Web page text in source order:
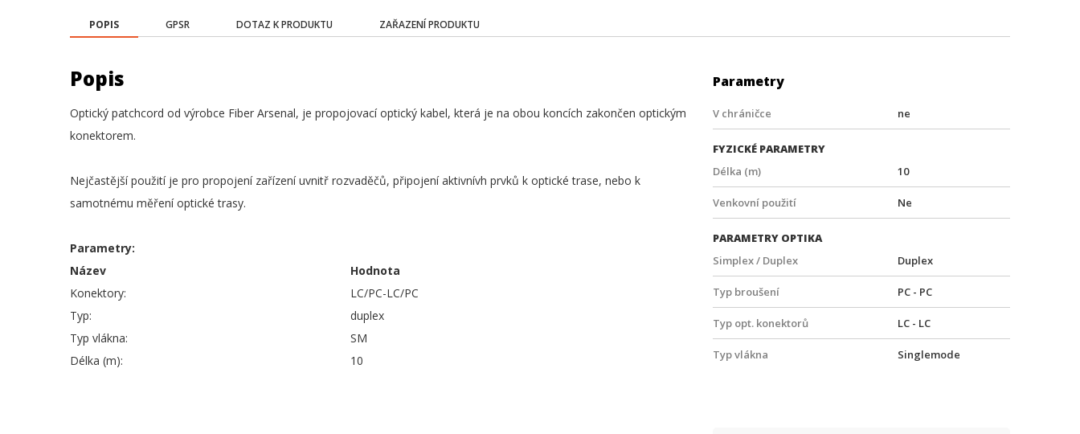
POPIS GPSR DOTAZ K PRODUKTU ZAŘAZENÍ PRODUKTU
Popis
Optický patchcord od výrobce Fiber Arsenal, je propojovací optický kabel, která je na obou koncích zakončen optickým
konektorem.
Nejčastější použití je pro propojení zařízení uvnitř rozvaděčů, připojení aktivnívh prvků k optické trase, nebo k
samotnému měření optické trasy.
Parametry:
Název
Hodnota
Konektory:
LC/PC-LC/PC
Typ:
duplex
Typ vlákna:
SM
Délka (m):
10
Parametry
V chráničce ne
FYZICKÉ PARAMETRY
Délka (m)
10
Venkovní použití Ne
PARAMETRY OPTIKA
Simplex / Duplex
Duplex
Typ broušení PC - PC
Typ opt. konektorů LC - LC
Typ vlákna Singlemode